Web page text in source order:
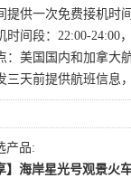
提供一次免费接机时
时间段：22:00-24:00
：美国国内和加拿大
三天前提供航班信息
产品:
】海岸星光号观景火